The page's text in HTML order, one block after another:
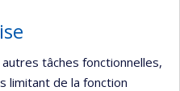
tâches fonctionnelles,
limitant de la fonction